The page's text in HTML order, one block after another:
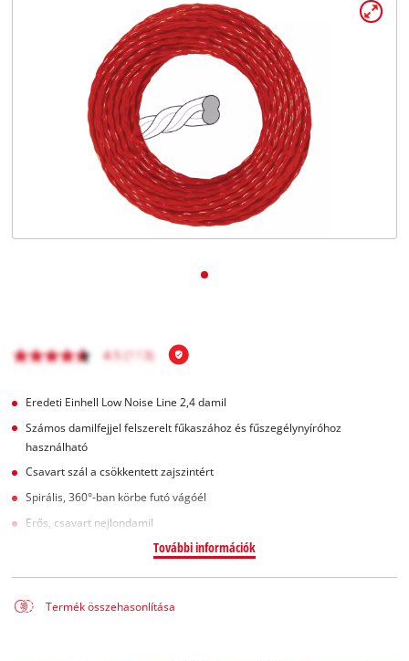
Magyar
Eredeti Einhell Low Noise Line 2,4 damil
Számos damilfejjel felszerelt fűkaszához és fűszegélynyíróhoz
használható
Csavart szál a csökkentett zajszintért
Spirális, 360°-ban körbe futó vágóél
Erős, csavart nejlondamil
További információk
Termék összehasonlítása